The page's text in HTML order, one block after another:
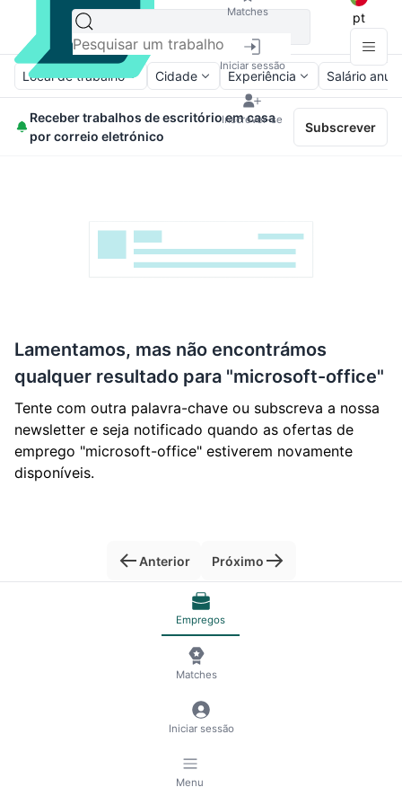
Matches
Iniciar sessão
Inscrever-se
pt
Local de trabalho Cidade Experiência Salário anual
Receber trabalhos de escritório em casa
por correio eletrónico
Subscrever
Lamentamos, mas não encontrámos
qualquer resultado para "microsoft-office"
Tente com outra palavra-chave ou subscreva a nossa
newsletter e seja notificado quando as ofertas de
emprego "microsoft-office" estiverem novamente
disponíveis.
Anterior Próximo
Termos de Serviço
🍪 Gestão de cookies
Empregos
Matches
Iniciar sessão
Menu